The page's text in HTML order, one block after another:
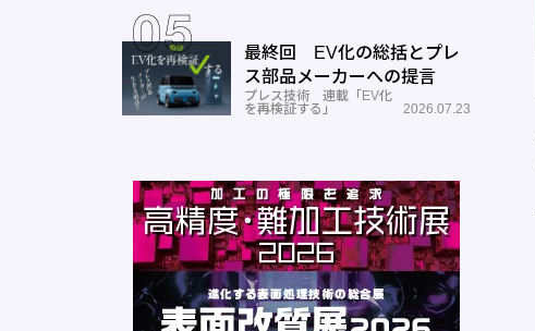
最終回 EV化の総括とプレ
ス部品メーカーへの提言
プレス技術 連載「EV化
を再検証する」
2026.07.23